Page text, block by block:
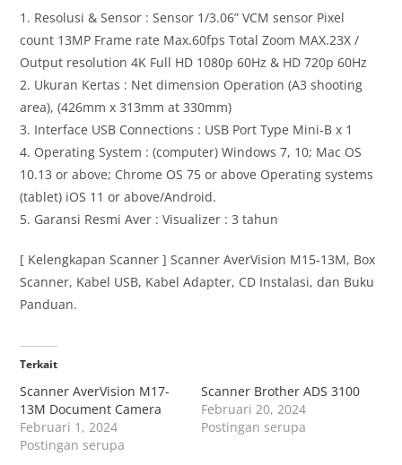
1. Resolusi & Sensor : Sensor 1/3.06” VCM sensor Pixel
count 13MP Frame rate Max.60fps Total Zoom MAX.23X /
Output resolution 4K Full HD 1080p 60Hz & HD 720p 60Hz
2. Ukuran Kertas : Net dimension Operation (A3 shooting
area), (426mm x 313mm at 330mm)
3. Interface USB Connections : USB Port Type Mini-B x 1
4. Operating System : (computer) Windows 7, 10; Mac OS
10.13 or above; Chrome OS 75 or above Operating systems
(tablet) iOS 11 or above/Android.
5. Garansi Resmi Aver : Visualizer : 3 tahun
[ Kelengkapan Scanner ] Scanner AverVision M15-13M, Box
Scanner, Kabel USB, Kabel Adapter, CD Instalasi, dan Buku
Panduan.
Terkait
Scanner AverVision M17-
13M Document Camera
Februari 1, 2024
Postingan serupa
Scanner Brother ADS 3100
Februari 20, 2024
Postingan serupa